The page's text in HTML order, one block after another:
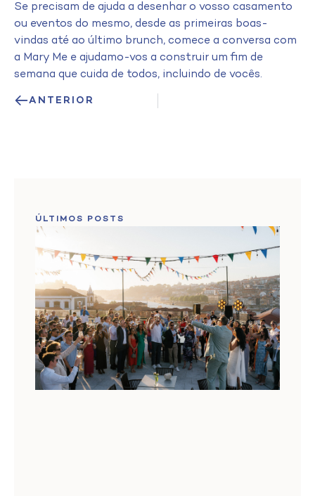
Se precisam de ajuda a desenhar o vosso casamento
ou eventos do mesmo, desde as primeiras boas-
vindas até ao último brunch, comece a conversa com
a Mary Me e ajudamo-vos a construir um fim de
semana que cuida de todos, incluindo de vocês.
ANTERIOR
ÚLTIMOS POSTS